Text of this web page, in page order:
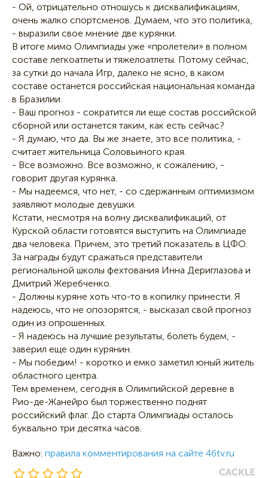
- Ой, отрицательно отношусь к дисквалификациям,
очень жалко спортсменов. Думаем, что это политика,
- выразили свое мнение две курянки.
В итоге мимо Олимпиады уже «пролетели» в полном
составе легкоатлеты и тяжелоатлеты. Потому сейчас,
за сутки до начала Игр, далеко не ясно, в каком
составе останется российская национальная команда
в Бразилии.
- Ваш прогноз - сократится ли еще состав российской
сборной или останется таким, как есть сейчас?
- Я думаю, что да. Вы же знаете, это все политика, -
считает жительница Соловьиного края.
- Все возможно. Все возможно, к сожалению, -
говорит другая курянка.
- Мы надеемся, что нет, - со сдержанным оптимизмом
заявляют молодые девушки.
Кстати, несмотря на волну дисквалификаций, от
Курской области готовятся выступить на Олимпиаде
два человека. Причем, это третий показатель в ЦФО.
За награды будут сражаться представители
региональной школы фехтования Инна Дериглазова и
Дмитрий Жеребченко.
- Должны куряне хоть что-то в копилку принести. Я
надеюсь, что не опозорятся, - высказал свой прогноз
один из опрошенных.
- Я надеюсь на лучшие результаты, болеть будем, -
заверил еще один курянин.
- Мы победим! - коротко и емко заметил юный житель
областного центра.
Тем временем, сегодня в Олимпийской деревне в
Рио-де-Жанейро был торжественно поднят
российский флаг. До старта Олимпиады осталось
буквально три десятка часов.
Важно: правила комментирования на сайте 46tv.ru